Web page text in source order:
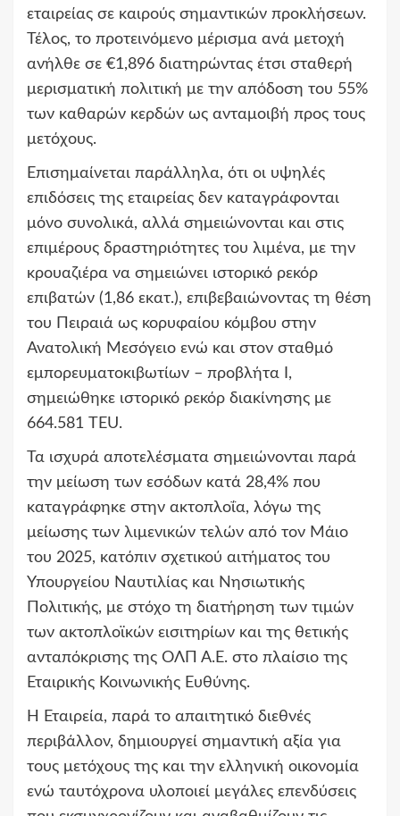
εταιρείας σε καιρούς σημαντικών προκλήσεων.
Τέλος, το προτεινόμενο μέρισμα ανά μετοχή
ανήλθε σε €1,896 διατηρώντας έτσι σταθερή
μερισματική πολιτική με την απόδοση του 55%
των καθαρών κερδών ως ανταμοιβή προς τους
μετόχους.
Επισημαίνεται παράλληλα, ότι οι υψηλές
επιδόσεις της εταιρείας δεν καταγράφονται
μόνο συνολικά, αλλά σημειώνονται και στις
επιμέρους δραστηριότητες του λιμένα, με την
κρουαζιέρα να σημειώνει ιστορικό ρεκόρ
επιβατών (1,86 εκατ.), επιβεβαιώνοντας τη θέση
του Πειραιά ως κορυφαίου κόμβου στην
Ανατολική Μεσόγειο ενώ και στον σταθμό
εμπορευματοκιβωτίων – προβλήτα Ι,
σημειώθηκε ιστορικό ρεκόρ διακίνησης με
664.581 TEU.
Τα ισχυρά αποτελέσματα σημειώνονται παρά
την μείωση των εσόδων κατά 28,4% που
καταγράφηκε στην ακτοπλοΐα, λόγω της
μείωσης των λιμενικών τελών από τον Μάιο
του 2025, κατόπιν σχετικού αιτήματος του
Υπουργείου Ναυτιλίας και Νησιωτικής
Πολιτικής, με στόχο τη διατήρηση των τιμών
των ακτοπλοϊκών εισιτηρίων και της θετικής
ανταπόκρισης της ΟΛΠ Α.Ε. στο πλαίσιο της
Εταιρικής Κοινωνικής Ευθύνης.
Η Εταιρεία, παρά το απαιτητικό διεθνές
περιβάλλον, δημιουργεί σημαντική αξία για
τους μετόχους της και την ελληνική οικονομία
ενώ ταυτόχρονα υλοποιεί μεγάλες επενδύσεις